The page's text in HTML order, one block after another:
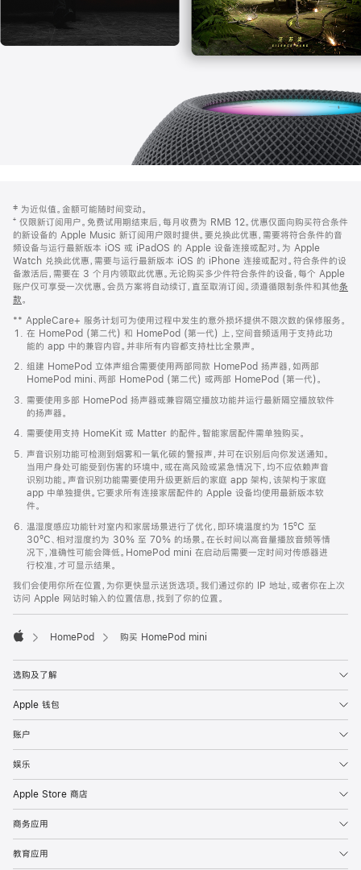
页
页
脚
注
‡ 为近似值。金额可能随时间变动。
⁺ 仅限新订阅用户。免费试用期结束后，每月收费为 RMB 12。优惠仅面向购买符合条件
的新设备的 Apple Music 新订阅用户限时提供。要兑换此优惠，需要将符合条件的音
频设备与运行最新版本 iOS 或 iPadOS 的 Apple 设备连接或配对。为 Apple
Watch 兑换此优惠，需要与运行最新版本 iOS 的 iPhone 连接或配对。符合条件的设
备激活后，需要在 3 个月内领取此优惠。无论购买多少件符合条件的设备，每个 Apple
账户仅可享受一次优惠。会员方案将自动续订，直至取消订阅。须遵循限制条件和其他条
款。
窗
口
中
打
开)
** AppleCare+ 服务计划可为使用过程中发生的意外损坏提供不限次数的保修服务。
在 HomePod (第二代) 和 HomePod (第一代) 上，空间音频适用于支持此功
能的 app 中的兼容内容。并非所有内容都支持杜比全景声。
组建 HomePod 立体声组合需要使用两部同款 HomePod 扬声器，如两部
HomePod mini、两部 HomePod (第二代) 或两部 HomePod (第一代)。
需要使用多部 HomePod 扬声器或兼容隔空播放功能并运行最新隔空播放软件
的扬声器。
需要使用支持 HomeKit 或 Matter 的配件。智能家居配件需单独购买。
声音识别功能可检测到烟雾和一氧化碳的警报声，并可在识别后向你发送通知。
当用户身处可能受到伤害的环境中，或在高风险或紧急情况下，均不应依赖声音
识别功能。声音识别功能需要使用升级更新后的家庭 app 架构，该架构于家庭
app 中单独提供。它要求所有连接家居配件的 Apple 设备均使用最新版本软
件。
温湿度感应功能针对室内和家居场景进行了优化，即环境温度约为 15ºC 至
30ºC、相对湿度约为 30% 至 70% 的场景。在长时间以高音量播放音频等情
况下，准确性可能会降低。HomePod mini 在启动后需要一定时间对传感器进
行校准，才可显示结果。
我们会使用你所在位置，为你更快显示送货选项。我们通过你的 IP 地址，或者你在上次
访问 Apple 网站时输入的位置信息，找到了你的位置。
HomePod 购买 HomePod mini
选购及了解
Apple 钱包
账户
娱乐
Apple Store 商店
商务应用
教育应用